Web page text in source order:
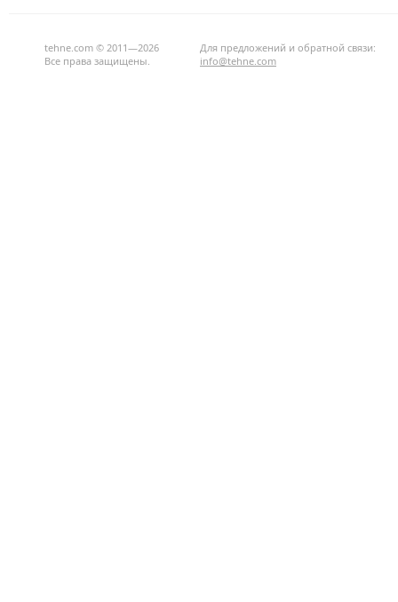
tehne.com © 2011—2026
Все права защищены.
Для предложений и обратной связи:
info@tehne.com